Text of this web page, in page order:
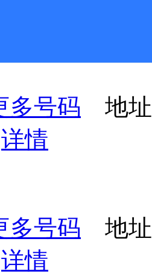
垟:垟店路,
多号码 地址
详情
多号码 地址
详情